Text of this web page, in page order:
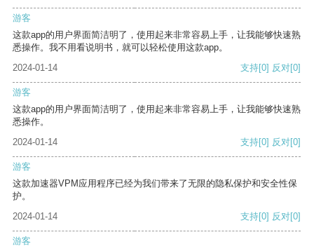
游客
这款app的用户界面简洁明了，使用起来非常容易上手，让我能够快速熟
悉操作。我不用看说明书，就可以轻松使用这款app。
2024-01-14
支持[0] 反对[0]
游客
这款app的用户界面简洁明了，使用起来非常容易上手，让我能够快速熟
悉操作。
2024-01-14
支持[0] 反对[0]
游客
这款加速器VPM应用程序已经为我们带来了无限的隐私保护和安全性保
护。
2024-01-14
支持[0] 反对[0]
游客